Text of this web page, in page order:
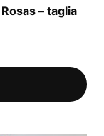
– taglia